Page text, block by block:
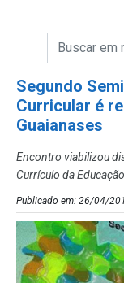
Campo
Campo de
Segundo
Curricular é
Guaianases
Encontro viabilizou
Currículo da
Publicado em: 26/04/